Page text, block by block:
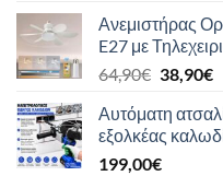
Ανεμιστήρας
E27 με
64,90€ Original
was:
64,90€.
38,90€Η
Αυτόματη
εξολκέας
199,00€